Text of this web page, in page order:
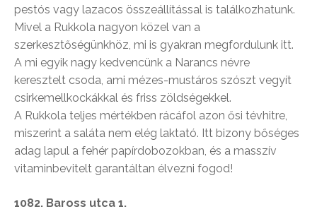
pestós vagy lazacos összeállítással is találkozhatunk.
Mivel a Rukkola nagyon közel van a
szerkesztőségünkhöz, mi is gyakran megfordulunk itt.
A mi egyik nagy kedvencünk a Narancs névre
keresztelt csoda, ami mézes-mustáros szószt vegyít
csirkemellkockákkal és friss zöldségekkel.
A Rukkola teljes mértékben rácáfol azon ősi tévhitre,
miszerint a saláta nem elég laktató. Itt bizony bőséges
adag lapul a fehér papírdobozokban, és a masszív
vitaminbevitelt garantáltan élvezni fogod!
1082. Baross utca 1.